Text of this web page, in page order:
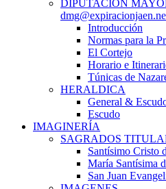
DIPUTACIÓN
Introducción
Normas para la
El Cortejo
Horario e
Túnicas de
HERALDICA
General &
Escudo
IMAGINERÍA
SAGRADOS
Santísimo Cristo
María Santísima
San Juan